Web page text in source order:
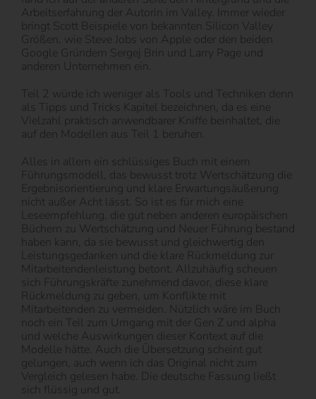
Arbeitserfahrung der Autorin im Valley. Immer wieder
bringt Scott Beispiele von bekannten Silicon Valley
Größen, wie Steve Jobs von Apple oder den beiden
Google Gründern Sergej Brin und Larry Page und
anderen Unternehmen ein.
Teil 2 würde ich weniger als Tools und Techniken denn
als Tipps und Tricks Kapitel bezeichnen, da es eine
Vielzahl praktisch anwendbarer Kniffe beinhaltet, die
auf den Modellen aus Teil 1 beruhen.
Alles in allem ein schlüssiges Buch mit einem
Führungsmodell, das bewusst trotz Wertschätzung die
Ergebnisorientierung und klare Erwartungsäußerung
nicht außer Acht lässt. So ist es für mich eine
Leseempfehlung, die gut neben anderen europäischen
Büchern zu Wertschätzung und Neuer Führung bestand
haben kann, da sie bewusst und gleichwertig den
Leistungsgedanken und die klare Rückmeldung zur
Mitarbeitendenleistung betont. Allzuhäufig scheuen
sich Führungskräfte zunehmend davor, diese klare
Rückmeldung zu geben, um Konflikte mit
Mitarbeitenden zu vermeiden. Nützlich wäre im Buch
noch ein Teil zum Umgang mit der Gen Z und alpha
und welche Auswirkungen dieser Kontext auf die
Modelle hätte. Auch die Übersetzung scheint gut
gelungen, auch wenn ich das Original nicht zum
Vergleich gelesen habe. Die deutsche Fassung ließt
sich flüssig und gut.